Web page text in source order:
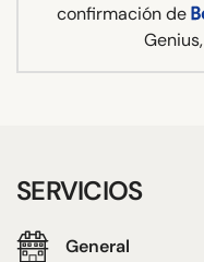
confirmación de
Genius,
SERVICIOS
General